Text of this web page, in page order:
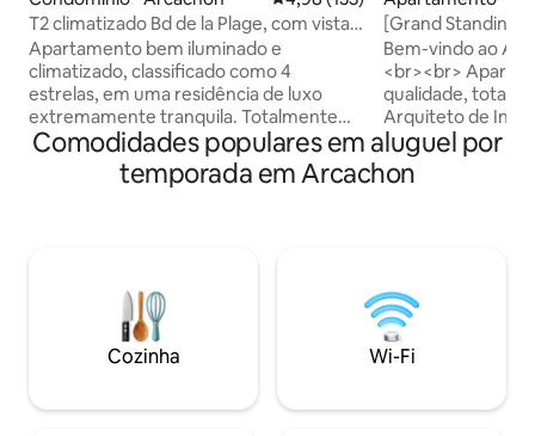
T2 climatizado Bd de la Plage, com vista
para a baía.
Apartamento bem iluminado e
climatizado, classificado como 4
estrelas, em uma residência de luxo
extremamente tranquila. Totalmente
reformado, tudo é novo, internet Wi-Fi
pé da praia e das ciclovias, todos os
estacionamento em garagem coberta
(box de 5,30 m x 3,10 m) totalmente
segura e de fácil acesso. 2 bicicletas
[Grand Standing]
para o mar e
Bem-vindo ao
<br><br>
qualidade,
Arquiteto de
que se estende
podem ver, a
deslumbrante
suas lojas e
<br>//Oferta
Concierge
para estadias de
Comodidades populares em aluguel por
temporada em Arcachon
Cozinha Wi-Fi